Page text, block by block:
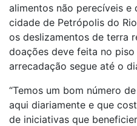
alimentos não perecíveis e
cidade de Petrópolis do
os deslizamentos de terra
doações deve feita no
arrecadação segue até o
“Temos um bom número
aqui diariamente e que
de iniciativas que